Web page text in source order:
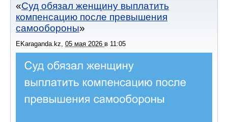
Суд обязал женщину выплатить
компенсацию после превышения
самообороны
EKaraganda.kz, 05 мая 2026 в 11:05